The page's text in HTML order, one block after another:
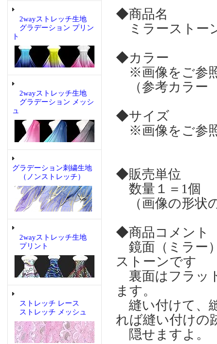
2wayストレッチ生地
グラデーション プリン
ト
2wayストレッチ生地
グラデーション メッシ
ュ
グラデーション刺繍生地
（ノンストレッチ）
2wayストレッチ生地
プリント
ストレッチ レース
ストレッチ メッシュ
◆商品名
ミラーストー
◆カラー
※画像をご参
（参考カラー
◆サイズ
※画像をご参
◆販売単位
数量１＝1個
（画像の形状
◆商品コメント
鏡面（ミラー
ストーンです
裏面はフラッ
ます。
縫い付けて、
れば縫い付けの
隠せますよ。